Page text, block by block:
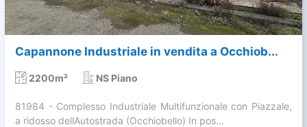
Capannone Industriale in vendita a Occhiob...
2200m² NS Piano
81984 - Complesso Industriale Multifunzionale con Piazzale,
a ridosso dellAutostrada (Occhiobello) In pos...